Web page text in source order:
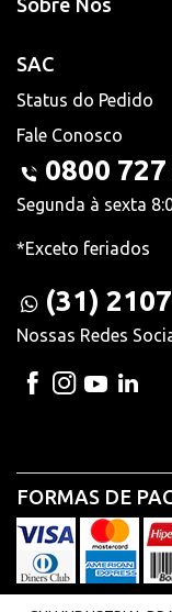
SAC
Status do Pedido
Fale Conosco
0800
Segunda à sexta
*Exceto feriados
(31)
Nossas Redes
FORMAS DE